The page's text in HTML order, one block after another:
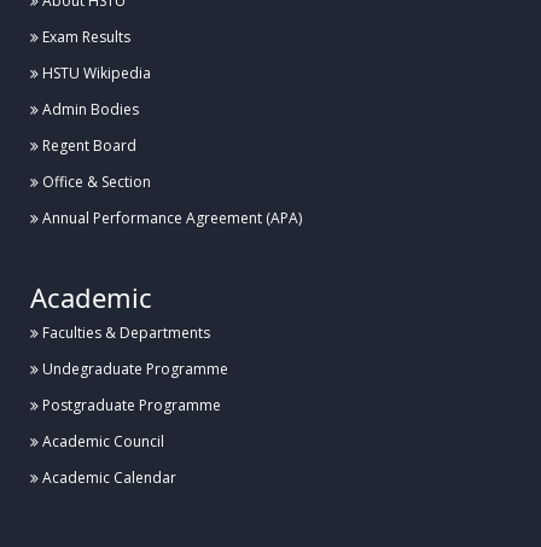
Exam Results
HSTU Wikipedia
Admin Bodies
Regent Board
Office & Section
Annual Performance Agreement (APA)
Academic
Faculties & Departments
Undegraduate Programme
Postgraduate Programme
Academic Council
Academic Calendar